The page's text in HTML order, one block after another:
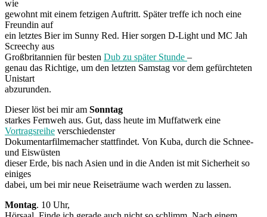
wie
gewohnt mit einem fetzigen Auftritt. Später treffe ich noch eine
Freundin auf
ein letztes Bier im Sunny Red. Hier sorgen D-Light und MC Jah
Screechy aus
Großbritannien für besten Dub zu später Stunde –
genau das Richtige, um den letzten Samstag vor dem gefürchteten
Unistart
abzurunden.
Dieser löst bei mir am Sonntag
starkes Fernweh aus. Gut, dass heute im Muffatwerk eine
Vortragsreihe verschiedenster
Dokumentarfilmemacher stattfindet. Von Kuba, durch die Schnee-
und Eiswüsten
dieser Erde, bis nach Asien und in die Anden ist mit Sicherheit so
einiges
dabei, um bei mir neue Reiseträume wach werden zu lassen.
Montag. 10 Uhr,